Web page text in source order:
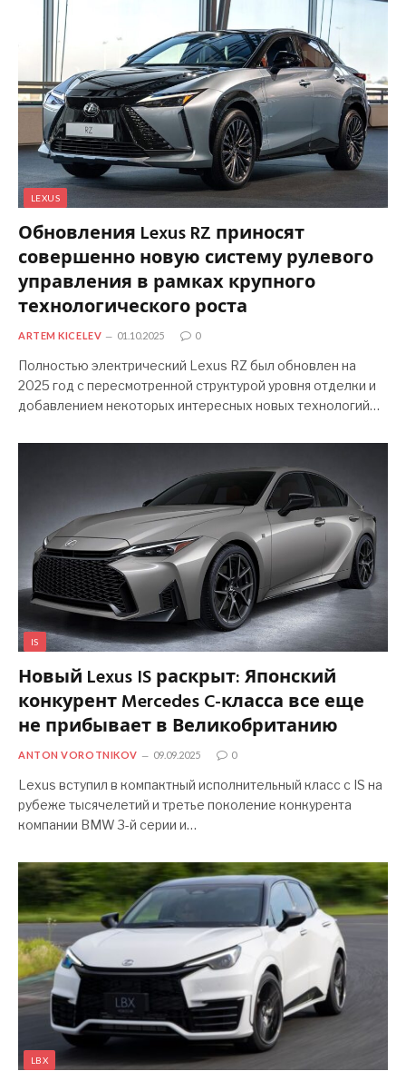
LEXUS
Обновления Lexus RZ приносят
совершенно новую систему рулевого
управления в рамках крупного
технологического роста
ARTEM KICELEV 01.10.2025 0
Полностью электрический Lexus RZ был обновлен на
2025 год с пересмотренной структурой уровня отделки и
добавлением некоторых интересных новых технологий…
IS
Новый Lexus IS раскрыт: Японский
конкурент Mercedes C-класса все еще
не прибывает в Великобританию
ANTON VOROTNIKOV 09.09.2025 0
Lexus вступил в компактный исполнительный класс с IS на
рубеже тысячелетий и третье поколение конкурента
компании BMW 3-й серии и…
LBX